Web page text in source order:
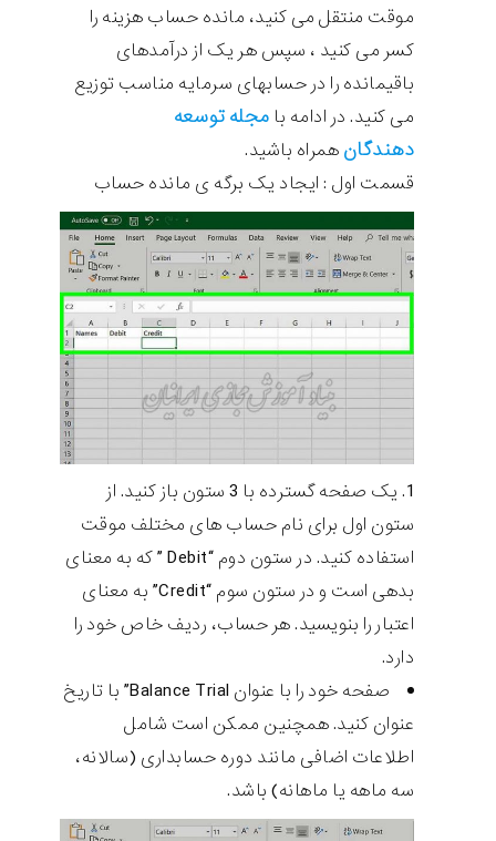
موقت منتقل می کنید، مانده حساب هزینه را
کسر می کنید ، سپس هر یک از درآمدهای
باقیمانده را در حسابهای سرمایه مناسب توزیع
می کنید. در ادامه با مجله توسعه
دهندگان همراه باشید.
قسمت اول : ایجاد یک برگه ی مانده حساب
یک صفحه گسترده با 3 ستون باز کنید. از
ستون اول برای نام حساب های مختلف موقت
استفاده کنید. در ستون دوم “Debit ” که به معنای
بدهی است و در ستون سوم “Credit” به معنای
اعتبار را بنویسید. هر حساب، ردیف خاص خود را
دارد.
صفحه خود را با عنوان Balance Trial” با تاریخ
عنوان کنید. همچنین ممکن است شامل
اطلاعات اضافی مانند دوره حسابداری (سالانه،
سه ماهه یا ماهانه) باشد.